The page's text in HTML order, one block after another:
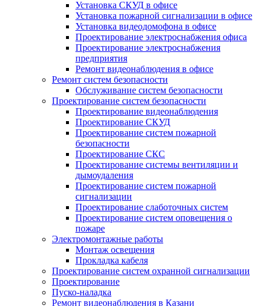
Установка СКУД в офисе
Установка пожарной сигнализации в офисе
Установка видеодомофона в офисе
Проектирование электроснабжения офиса
Проектирование электроснабжения
предприятия
Ремонт видеонаблюдения в офисе
Ремонт систем безопасности
Обслуживание систем безопасности
Проектирование систем безопасности
Проектирование видеонаблюдения
Проектирование СКУД
Проектирование систем пожарной
безопасности
Проектирование СКС
Проектирование системы вентиляции и
дымоудаления
Проектирование систем пожарной
сигнализации
Проектирование слаботочных систем
Проектирование систем оповещения о
пожаре
Электромонтажные работы
Монтаж освещения
Прокладка кабеля
Проектирование систем охранной сигнализации
Проектирование
Пуско-наладка
Ремонт видеонаблюдения в Казани